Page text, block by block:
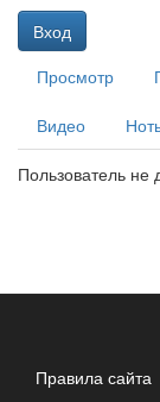
Вход
Главные
вкладки
Просмотр
Видео
Пользователь не
Правила сайта